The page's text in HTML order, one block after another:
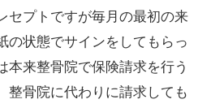
セプトですが毎月の最初の来
の状態でサインをしてもらっ
本来整骨院で保険請求を行う
整骨院に代わりに請求しても